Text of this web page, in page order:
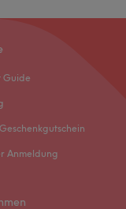
Guide
Anmeldung